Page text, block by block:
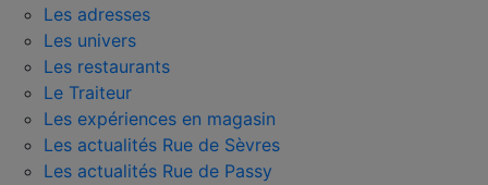
Les adresses
Les univers
Les restaurants
Le Traiteur
Les expériences en magasin
Les actualités Rue de Sèvres
Les actualités Rue de Passy